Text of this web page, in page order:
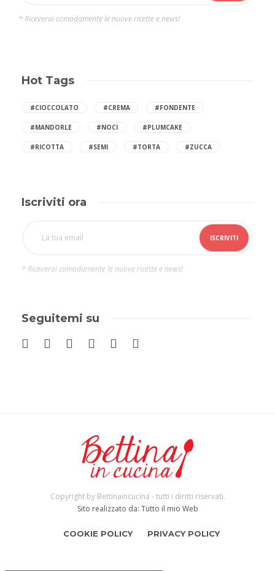
* Riceverai comodamente le nuove ricette e news!
Hot Tags
#CIOCCOLATO #CREMA #FONDENTE
#MANDORLE #NOCI #PLUMCAKE
#RICOTTA #SEMI #TORTA #ZUCCA
Iscriviti ora
* Riceverai comodamente le nuove ricette e news!
Seguitemi su
Copyright by Bettinaincucina - tutti i diritti riservati.
Sito realizzato da: Tutto il mio Web
COOKIE POLICY PRIVACY POLICY